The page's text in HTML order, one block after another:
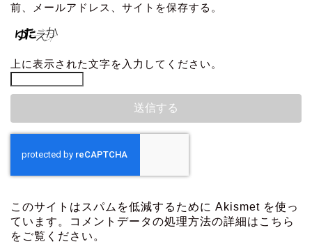
前、メールアドレス、サイトを保存する。
上に表示された文字を入力してください。
このサイトはスパムを低減するために Akismet を使っ
ています。
コメントデータの処理方法の詳細はこちら
をご覧ください 。